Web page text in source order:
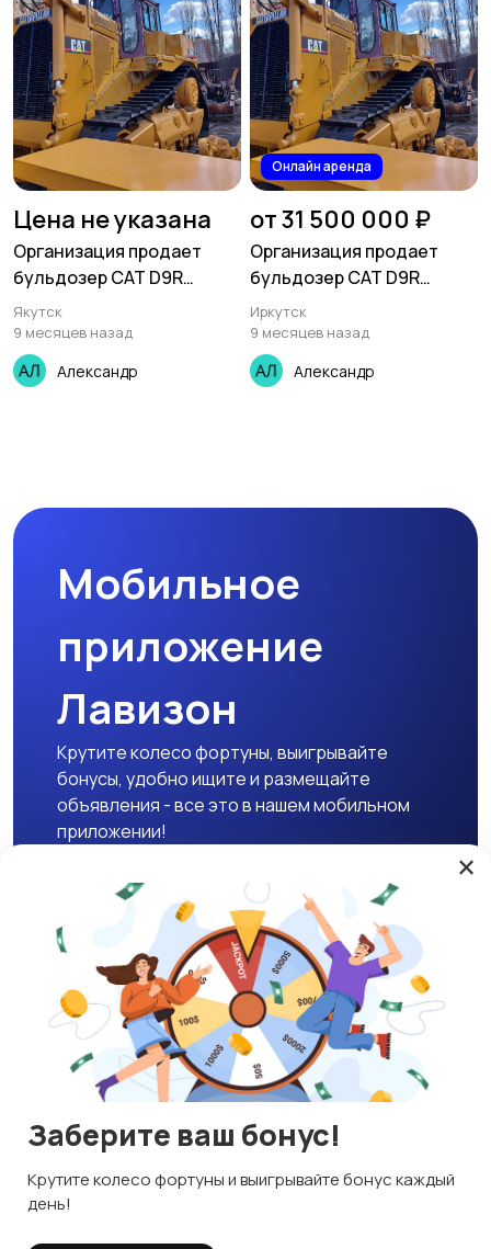
Цена не указана
Организация продает
бульдозер CAT D9R
отличном состоянии
Якутск
9 месяцев назад
Александр
Онлайн аренда
от 31 500 000 ₽
Организация продает
бульдозер CAT D9R
отличном состоянии
Иркутск
9 месяцев назад
Александр
Мобильное
приложение
Лавизон
Крутите колесо фортуны, выигрывайте
бонусы, удобно ищите и размещайте
объявления - все это в нашем мобильном
приложении!
Скачать APK
Магазины Блог
О нас
Служба поддержки
☕ Поддержать проект
ИНН 592109881601
Используем куки и рекомендательные технологии
Это чтобы сайт работал лучше. Оставаясь с нами, вы
×
Заберите ваш бонус!
Крутите колесо фортуны и выигрывайте бонус каждый
день!